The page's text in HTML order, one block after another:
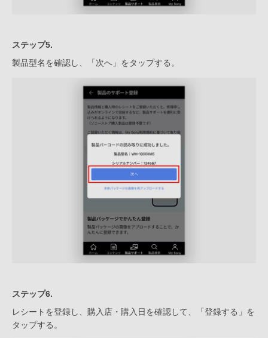
ステップ5.
製品型名を確認し、「次へ」をタップする。
ステップ6.
レシートを登録し、購入店・購入日を確認して、「登録する」を
タップする。